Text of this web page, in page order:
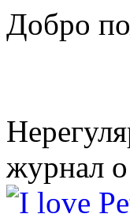
Добро
журнал